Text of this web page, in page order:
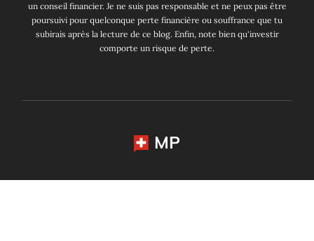
un conseil financier. Je ne suis pas responsable et ne peux pas être
poursuivi pour quelconque perte financière ou souffrance que tu
subirais après la lecture de ce blog. Enfin, note bien qu'investir
comporte un risque de perte.
MP